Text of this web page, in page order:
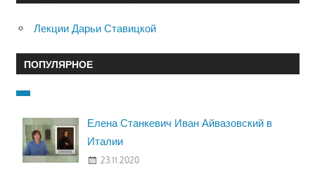
Лекции Дарьи Ставицкой
ПОПУЛЯРНОЕ
Елена Станкевич Иван Айвазовский в
Италии
23.11.2020